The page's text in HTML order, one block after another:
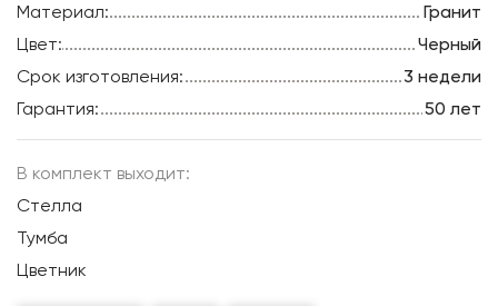
Материал:
Гранит
Цвет:
Черный
Срок изготовления:
3 недели
Гарантия:
50 лет
В комплект выходит:
Стелла
Тумба
Цветник